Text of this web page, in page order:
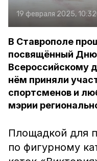
19 февраля 2025, 10:32
В Ставрополе
посвящённый Дню
Всероссийскому
нём приняли
спортсменов и
мэрии
Площадкой для
по фигурному